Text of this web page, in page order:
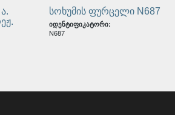
სოხუმის ფურცელი N687
იდენტიფიკატორი:
N687